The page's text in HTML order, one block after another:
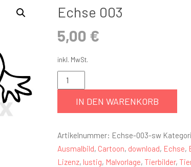
Echse 003
5,00 €
inkl. MwSt.
IN DEN WARENKORB
Artikelnummer: Echse-003-sw
Ausmalbild, Cartoon, download, Echse,
Lizenz, lustig, Malvorlage, Tierbilder,